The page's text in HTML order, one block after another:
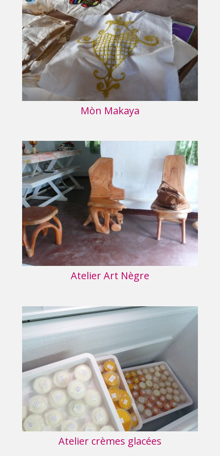
Mòn Makaya
Atelier Art Nègre
Atelier crèmes glacées